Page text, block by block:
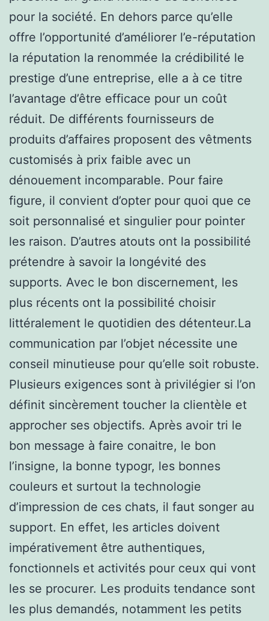
pour la société. En dehors parce qu’elle
offre l’opportunité d’améliorer l’e-réputation
la réputation la renommée la crédibilité le
prestige d’une entreprise, elle a à ce titre
l’avantage d’être efficace pour un coût
réduit. De différents fournisseurs de
produits d’affaires proposent des vêtments
customisés à prix faible avec un
dénouement incomparable. Pour faire
figure, il convient d’opter pour quoi que ce
soit personnalisé et singulier pour pointer
les raison. D’autres atouts ont la possibilité
prétendre à savoir la longévité des
supports. Avec le bon discernement, les
plus récents ont la possibilité choisir
littéralement le quotidien des détenteur.La
communication par l’objet nécessite une
conseil minutieuse pour qu’elle soit robuste.
Plusieurs exigences sont à privilégier si l’on
définit sincèrement toucher la clientèle et
approcher ses objectifs. Après avoir tri le
bon message à faire conaitre, le bon
l’insigne, la bonne typogr, les bonnes
couleurs et surtout la technologie
d’impression de ces chats, il faut songer au
support. En effet, les articles doivent
impérativement être authentiques,
fonctionnels et activités pour ceux qui vont
les se procurer. Les produits tendance sont
les plus demandés, notamment les petits